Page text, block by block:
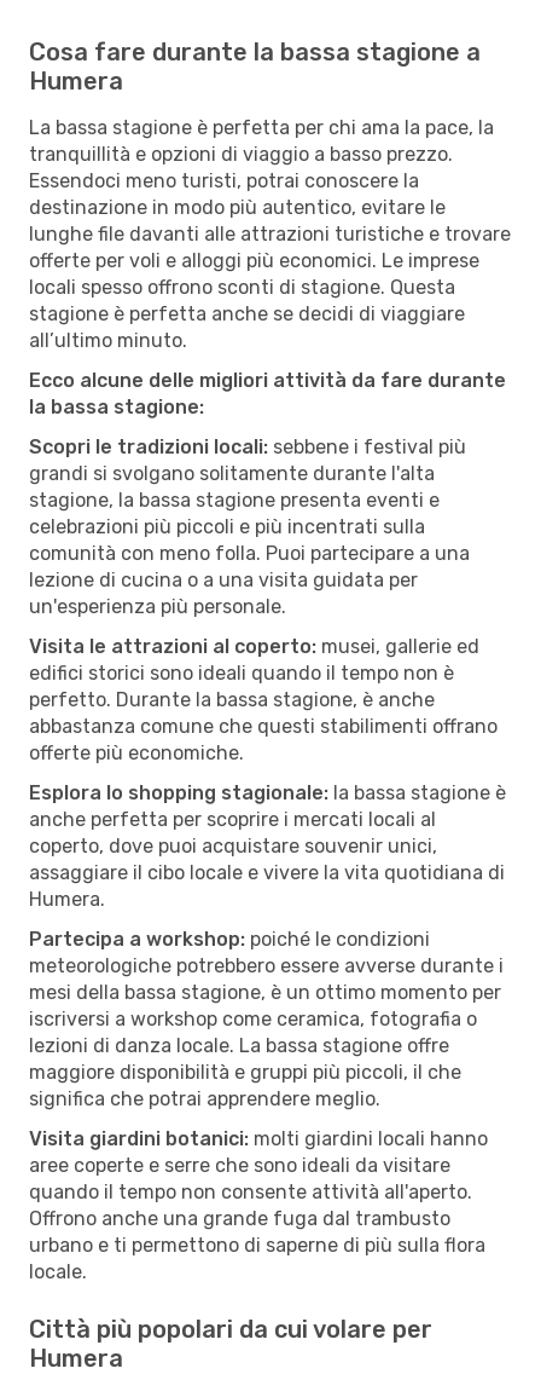
Cosa fare durante la bassa stagione a
Humera
La bassa stagione è perfetta per chi ama la pace, la
tranquillità e opzioni di viaggio a basso prezzo.
Essendoci meno turisti, potrai conoscere la
destinazione in modo più autentico, evitare le
lunghe file davanti alle attrazioni turistiche e trovare
offerte per voli e alloggi più economici. Le imprese
locali spesso offrono sconti di stagione. Questa
stagione è perfetta anche se decidi di viaggiare
all’ultimo minuto.
Ecco alcune delle migliori attività da fare durante
la bassa stagione:
Scopri le tradizioni locali: sebbene i festival più
grandi si svolgano solitamente durante l'alta
stagione, la bassa stagione presenta eventi e
celebrazioni più piccoli e più incentrati sulla
comunità con meno folla. Puoi partecipare a una
lezione di cucina o a una visita guidata per
un'esperienza più personale.
Visita le attrazioni al coperto: musei, gallerie ed
edifici storici sono ideali quando il tempo non è
perfetto. Durante la bassa stagione, è anche
abbastanza comune che questi stabilimenti offrano
offerte più economiche.
Esplora lo shopping stagionale: la bassa stagione è
anche perfetta per scoprire i mercati locali al
coperto, dove puoi acquistare souvenir unici,
assaggiare il cibo locale e vivere la vita quotidiana di
Humera.
Partecipa a workshop: poiché le condizioni
meteorologiche potrebbero essere avverse durante i
mesi della bassa stagione, è un ottimo momento per
iscriversi a workshop come ceramica, fotografia o
lezioni di danza locale. La bassa stagione offre
maggiore disponibilità e gruppi più piccoli, il che
significa che potrai apprendere meglio.
Visita giardini botanici: molti giardini locali hanno
aree coperte e serre che sono ideali da visitare
quando il tempo non consente attività all'aperto.
Offrono anche una grande fuga dal trambusto
urbano e ti permettono di saperne di più sulla flora
locale.
Città più popolari da cui volare per
Humera